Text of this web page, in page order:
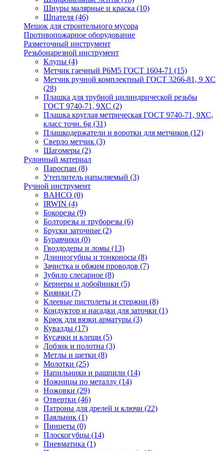
Шнуры малярные и краска (10)
Шпателя (46)
Мешок для строительного мусора
Противопожарное оборудование
Разметочный инструмент
Резьбонарезной инструмент
Клупы (4)
Метчик гаечный Р6М5 ГОСТ 1604-71 (15)
Метчик ручной комплектный ГОСТ 3266-81, 9 ХС
(28)
Плашка для трубной цилиндрической резьбы
ГОСТ 9740-71, 9ХС (2)
Плашка круглая метрическая ГОСТ 9740-71, 9ХС,
класс точн. 6g (31)
Плашкодержатели и воротки для метчиков (12)
Сверло метчик (3)
Шагомеры (2)
Рулонный материал
Пароспан (8)
Утеплитель напыляемый (3)
Ручной инструмент
BAHCO (0)
IRWIN (4)
Бокорезы (9)
Болторезы и труборезы (6)
Бруски заточные (2)
Буравчики (0)
Гвоздодеры и ломы (13)
Длинногубцы и тонконосы (8)
Зачистка и обжим проводов (7)
Зубило слесарное (8)
Кернеры и добойники (5)
Киянки (7)
Клеевые пистолеты и стержни (8)
Кондуктор и насадки для заточки (1)
Крюк для вязки арматуры (3)
Кувалды (17)
Кусачки и клещи (5)
Лобзик и полотна (3)
Метлы и щетки (8)
Молотки (25)
Напильники и рашпили (14)
Ножницы по металлу (14)
Ножовки (29)
Отвертки (46)
Патроны для дрелей и ключи (22)
Паяльник (1)
Пинцеты (0)
Плоскогубцы (14)
Пневматика (1)